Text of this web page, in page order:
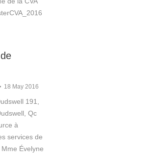
18 May 2016
191,
Qc
à
services de
Évelyne